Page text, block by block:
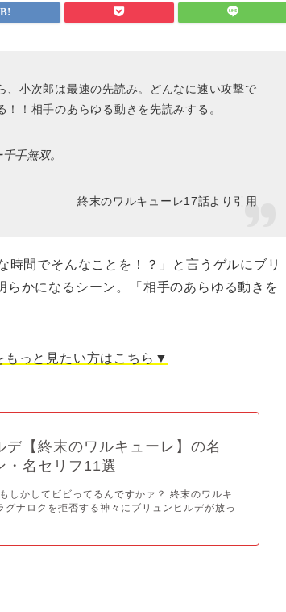
小次郎は最速の先読み。どんなに速い攻撃で
！相手のあらゆる動きを先読みする。
手無双。
終末のワルキューレ17話より引用
間でそんなことを！？」と言うゲルにブリ
らかになるシーン。「相手のあらゆる動きを
っと見たい方はこちら▼
デ【終末のワルキューレ】の名
・名セリフ11選
しかしてビビってるんですかァ？ 終末のワルキ
グナロクを拒否する神々にブリュンヒルデが放っ